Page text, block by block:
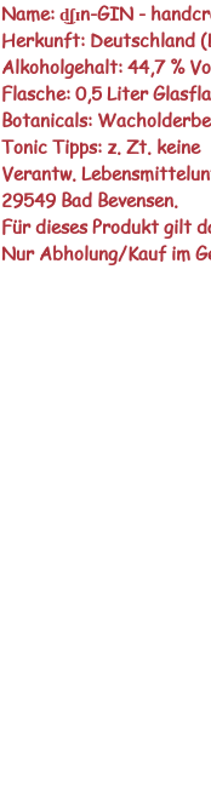
Name: d͜ʃɪn-GIN -
Herkunft: Deutschland
Alkoholgehalt: 44,7 %
Flasche: 0,5 Liter
Botanicals:
Tonic Tipps: z. Zt. keine
Verantw.
29549 Bad Bevensen.
Für dieses Produkt gilt
Nur Abholung/Kauf im